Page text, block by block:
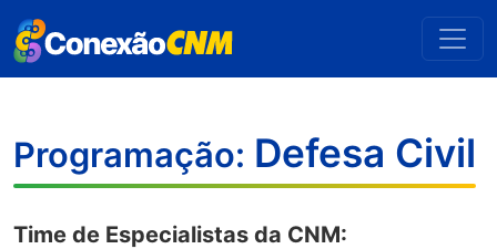
Programação: Defesa Civil
Time de Especialistas da CNM: